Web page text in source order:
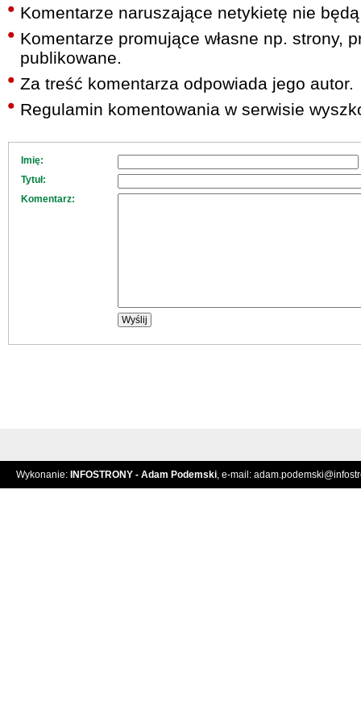
Komentarze naruszające netykietę nie
Komentarze promujące własne np. strony,
publikowane.
Za treść komentarza odpowiada jego autor.
Regulamin komentowania w serwisie
Imię:
Tytuł:
Komentarz:
Wykonanie: INFOSTRONY - Adam Podemski, e-mail: